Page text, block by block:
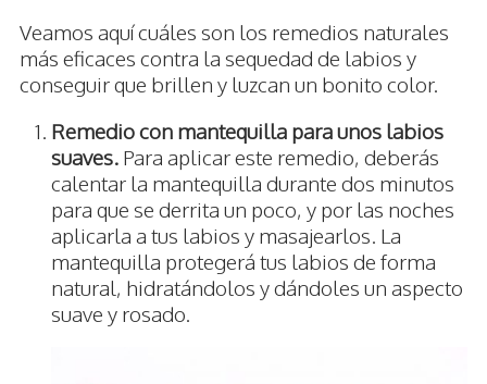
Veamos aquí cuáles son los remedios naturales
más eficaces contra la sequedad de labios y
conseguir que brillen y luzcan un bonito color.
Remedio con mantequilla para unos labios
suaves.Para aplicar este remedio, deberás
calentar la mantequilla durante dos minutos
para que se derrita un poco, y por las noches
aplicarla a tus labios y masajearlos. La
mantequilla protegerá tus labios de forma
natural, hidratándolos y dándoles un aspecto
suave y rosado.